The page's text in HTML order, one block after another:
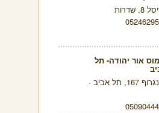
8, שדרות
אור יהודה- תל
דיזנגרוף 167, תל אביב -